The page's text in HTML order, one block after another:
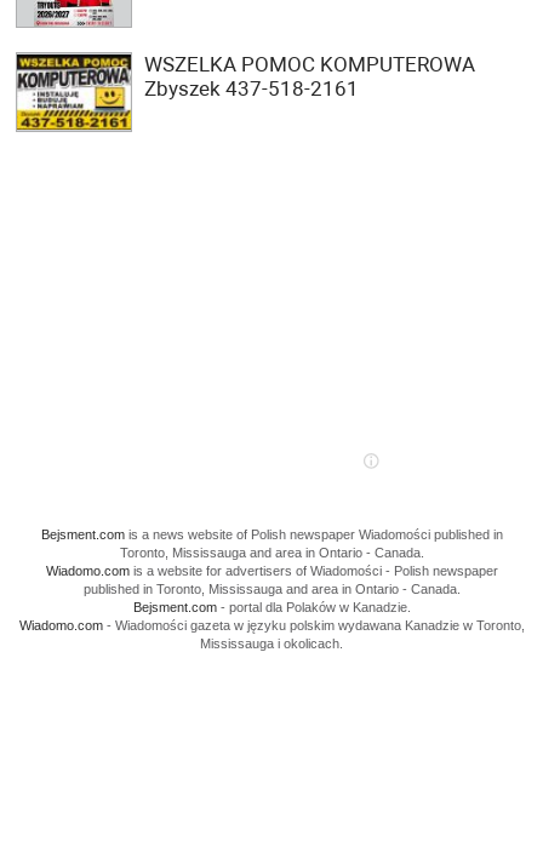
WSZELKA POMOC KOMPUTEROWA
Zbyszek 437-518-2161
Bejsment.comis a news website of Polish newspaper Wiadomości published in
Toronto, Mississauga and area in Ontario - Canada.
Wiadomo.comis a website for advertisers of Wiadomości - Polish newspaper
published in Toronto, Mississauga and area in Ontario - Canada.
Bejsment.com- portal dla Polaków w Kanadzie.
Wiadomo.com- Wiadomości gazeta w języku polskim wydawana Kanadzie w Toronto,
Mississauga i okolicach.